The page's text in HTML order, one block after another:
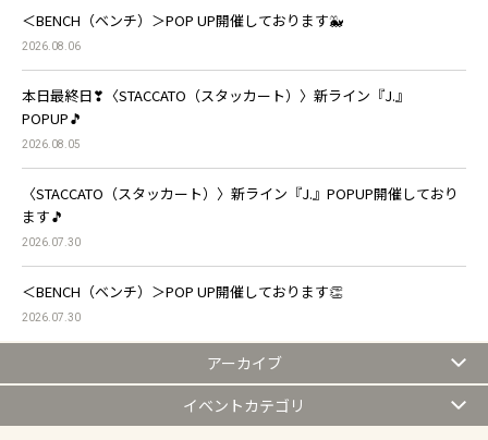
＜BENCH（ベンチ）＞POP UP開催しております🐳
2026.08.06
本日最終日❣〈STACCATO（スタッカート）〉新ライン『J.』
POPUP🎵
2026.08.05
〈STACCATO（スタッカート）〉新ライン『J.』POPUP開催しており
ます🎵
2026.07.30
＜BENCH（ベンチ）＞POP UP開催しております👏
2026.07.30
アーカイブ
イベントカテゴリ